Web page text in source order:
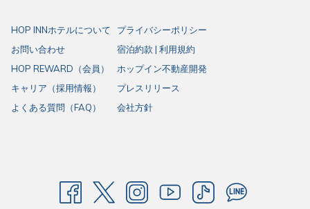
HOP INNホテルについて
プライバシーポリシー
お問い合わせ
宿泊約款 | 利用規約
HOP REWARD（会員）
ホップイン不動産開発
キャリア（採用情報）
プレスリリース
よくある質問（FAQ）
会社方針